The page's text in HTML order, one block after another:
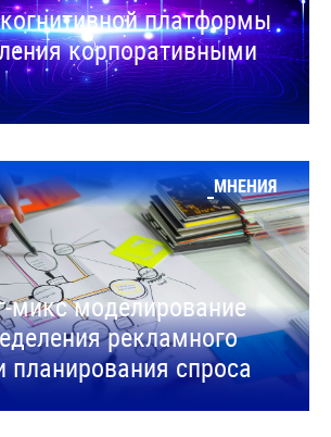
платформы
корпоративными
МНЕНИЯ
микс моделирование
рекламного
спроса